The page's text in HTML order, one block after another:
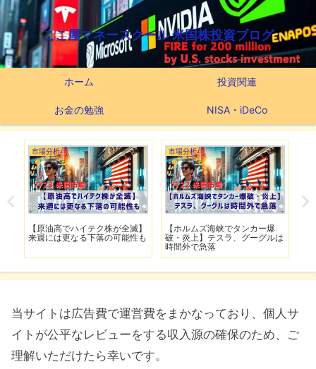
ここ屋マネースクール 米国株投資ブログ
ホーム 投資関連
お金の勉強 NISA・iDeCo
市場分析
【原油高でハイテク株が全滅】
来週には更なる下落の可能性も
市場分析
【ホルムズ海峡でタンカー爆
破・炎上】テスラ、グーグルは
時間外で急落
当サイトは広告費で運営費をまかなっており、個人サ
イトが公平なレビューをする収入源の確保のため、ご
理解いただけたら幸いです。